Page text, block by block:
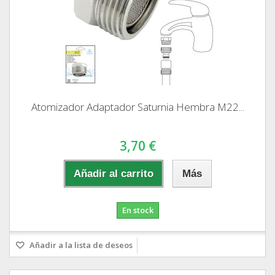
Atomizador Adaptador Saturnia Hembra M22...
3,70 €
Añadir al carrito Más
En stock
Añadir a la lista de deseos